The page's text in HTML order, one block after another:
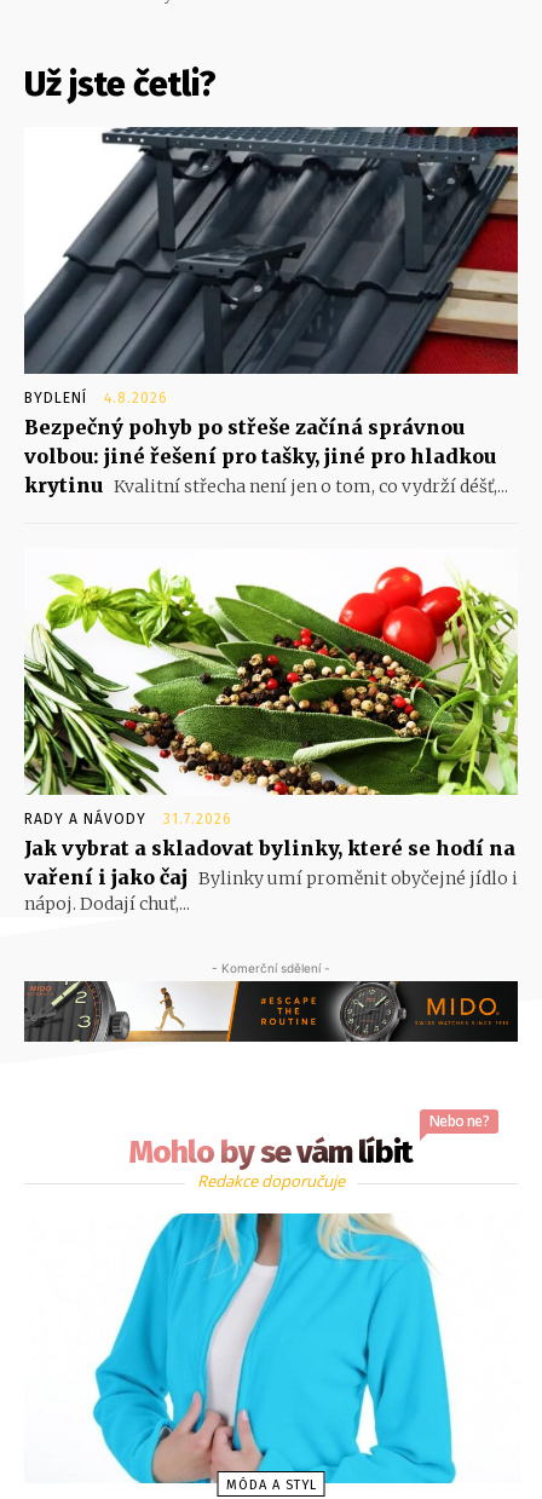
Už jste četli?
BYDLENÍ 4.8.2026
Bezpečný pohyb po střeše začíná správnou
volbou: jiné řešení pro tašky, jiné pro hladkou
krytinu Kvalitní střecha není jen o tom, co vydrží déšť,...
RADY A NÁVODY 31.7.2026
Jak vybrat a skladovat bylinky, které se hodí na
vaření i jako čaj Bylinky umí proměnit obyčejné jídlo i
nápoj. Dodají chuť,...
- Komerční sdělení -
Mohlo by se vám líbit
Nebo ne?
Redakce doporučuje
MÓDA A STYL